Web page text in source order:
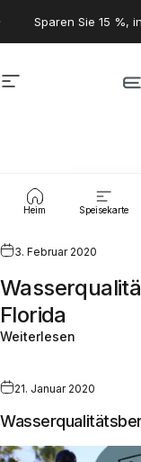
Sparen Sie 15 %,
Seitennavigation
Heim Speisekarte
3. Februar 2020
Florida
Weiterlesen
21. Januar 2020